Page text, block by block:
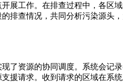
展工作。在排查过程中，各区
查情况，共同分析污染源头
了资源的协同调度。系统会记
援请求。收到请求的区域在系